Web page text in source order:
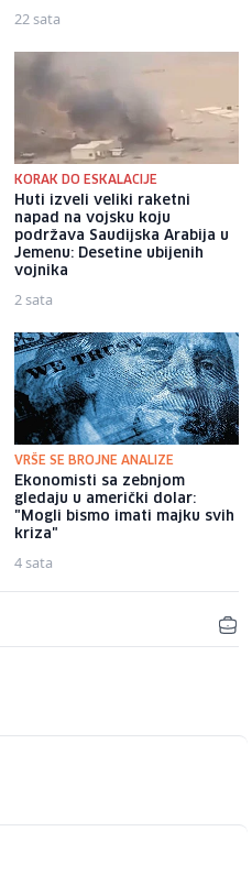
22 sata
KORAK DO ESKALACIJE
Huti izveli veliki raketni
napad na vojsku koju
podržava Saudijska Arabija u
Jemenu: Desetine ubijenih
vojnika
2 sata
VRŠE SE BROJNE ANALIZE
Ekonomisti sa zebnjom
gledaju u američki dolar:
"Mogli bismo imati majku svih
kriza"
4 sata